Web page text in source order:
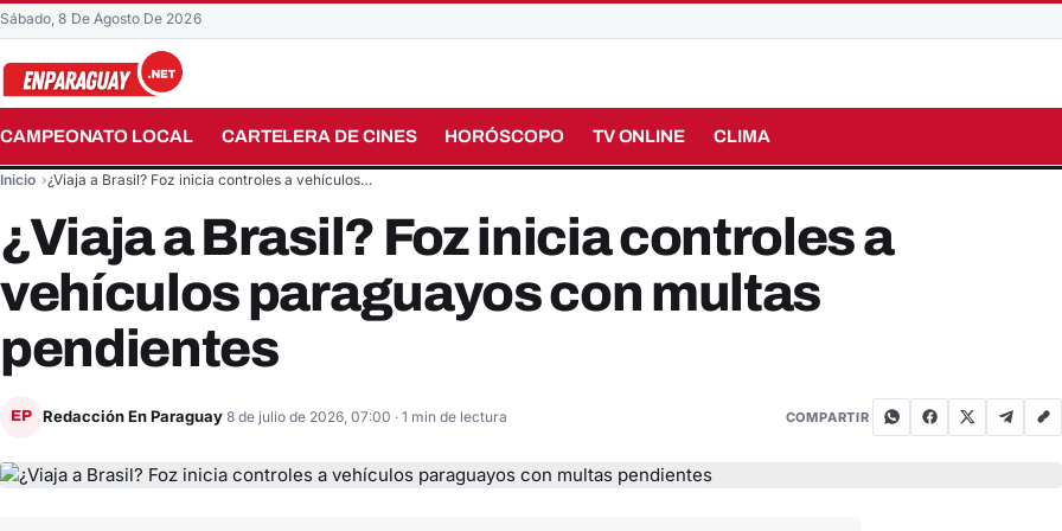
Sábado, 8 De Agosto De 2026
CAMPEONATO LOCAL CARTELERA DE CINES HORÓSCOPO TV ONLINE CLIMA
Buscar en el sitio
Inicio ¿Viaja a Brasil? Foz inicia controles a vehículos…
¿Viaja a Brasil? Foz inicia controles a
vehículos paraguayos con multas
pendientes
EP Redacción En Paraguay 8 de julio de 2026, 07:00 · 1 min de lectura COMPARTIR